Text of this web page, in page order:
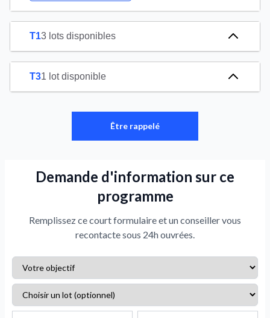
T13 lots disponibles
T31 lot disponible
Être rappelé
Demande d'information sur ce
programme
Remplissez ce court formulaire et un conseiller vous
recontacte sous 24h ouvrées.